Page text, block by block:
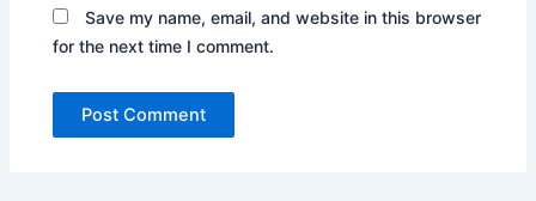
Save my name, email, and website in this browser
for the next time I comment.